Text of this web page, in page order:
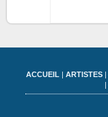
ACCUEIL| ARTISTES|